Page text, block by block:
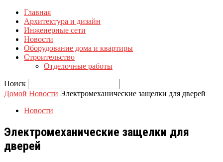
Главная
Архитектура и дизайн
Инженерные сети
Новости
Оборудование дома и квартиры
Строительство
Отделочные работы
Поиск
Домой Новости Электромеханические защелки для дверей
Новости
Электромеханические защелки для
дверей